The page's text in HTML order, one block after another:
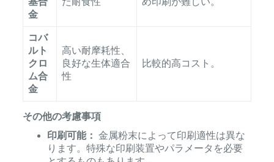
金
コバ
ルト
クロ
ム合
金
高い耐摩耗性、
良好な生体適合
性
比較的高コスト。
その他の考慮事項
印刷可能： 金属粉末によって印刷適性は異な
ります。特殊な印刷装置やパラメータを必要